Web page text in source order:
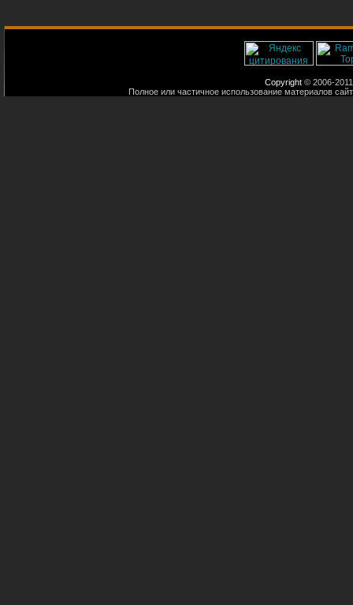
Copyright © 2006-
Полное или частичное использование материалов